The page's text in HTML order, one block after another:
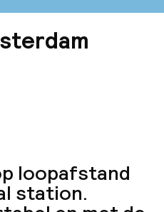
loopafstand
station.